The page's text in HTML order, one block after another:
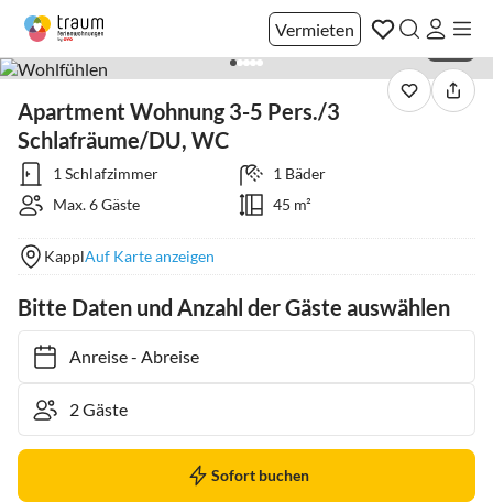
Vermieten
Apartment Wohnung 3-5 Pers./3
Schlafräume/DU, WC
1 Schlafzimmer
1 Bäder
Max. 6 Gäste
45 m²
KapplAuf Karte anzeigen
Bitte Daten und Anzahl der Gäste auswählen
Anreise- Abreise
Sofort buchen